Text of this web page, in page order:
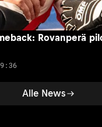
Alle News
Rovanperä